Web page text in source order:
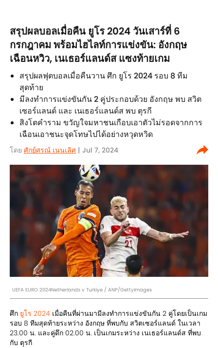
สรุปผลบอลเมื่อคืน ยูโร 2024 วันเสาร์ที่ 6
กรกฎาคม พร้อมไฮไลท์การแข่งขัน: อังกฤษ
เฉือนหวิว, เนเธอร์แลนด์ส แซงท้ายเกม
สรุปผลฟุตบอลเมื่อคืนวาน ศึก ยูโร 2024 รอบ 8 ทีม
สุดท้าย
มีลงทำการแข่งขันกัน 2 คู่ประกอบด้วย อังกฤษ พบ สวิต
เซอร์แลนด์ และ เนเธอร์แลนด์ส พบ ตุรกี
สิงโตคำราม ขวัญใจมหาชนเกือบเอาตัวไม่รอดจากการ
เฉือนเอาชนะจุดโทษไปได้อย่างหวุดหวิด
โดย ศักย์ศรณ์ เนนเลิศ | Jul 7, 2024
UEFA EURO 2024Netherlands v Turkiye / ANP/GettyImages
ศึก ยูโร 2024 เมื่อคืนที่ผ่านมามีลงทำการแข่งขันกัน 2 คู่โดยเป็นเกม
รอบ 8 ทีมสุดท้ายระหว่าง อังกฤษ ที่พบกับ สวิตเซอร์แลนด์ ในเวลา
23.00 น. และคู่ดึก 02.00 น. เป็นเกมระหว่าง เนเธอร์แลนด์ส ที่พบ
กับ ตุรกี